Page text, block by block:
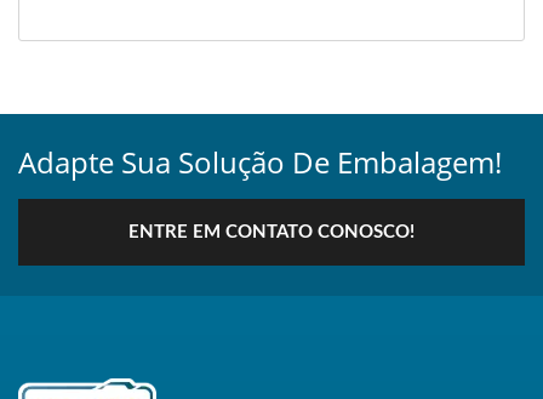
Adapte Sua Solução De Embalagem!
ENTRE EM CONTATO CONOSCO!